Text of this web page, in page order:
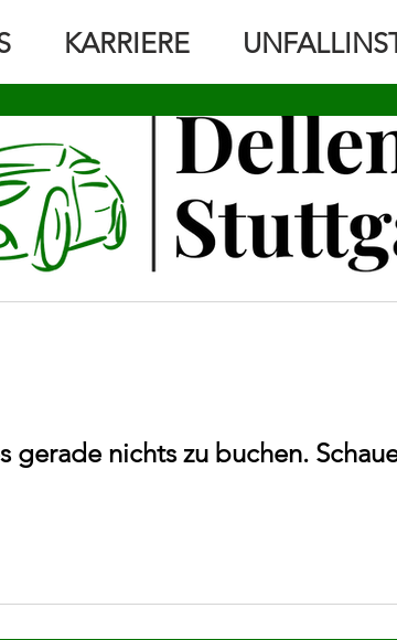
KARRIERE
gerade nichts zu buchen.